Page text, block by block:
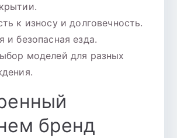
к износу и долговечность.
и безопасная езда.
моделей для разных
бренд